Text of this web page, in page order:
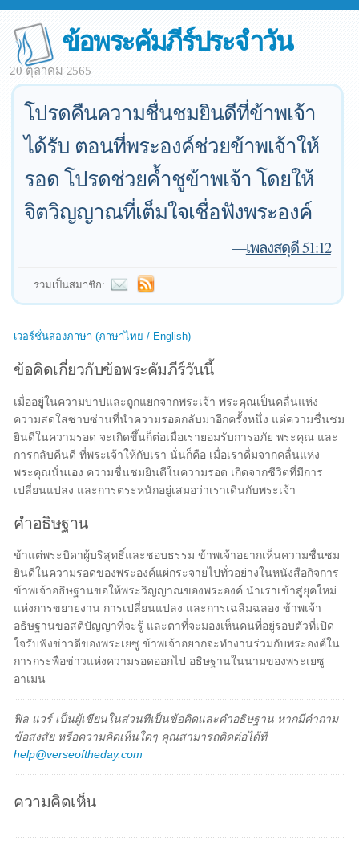
ข้อพระคัมภีร์ประจำวัน
20 ตุลาคม 2565
โปรดคืนความชื่นชมยินดีที่ข้าพเจ้า
ได้รับ ตอนที่พระองค์ช่วยข้าพเจ้าให้
รอด โปรดช่วยค้ำชูข้าพเจ้า โดยให้
จิตวิญญาณที่เต็มใจเชื่อฟังพระองค์
—เพลงสดุดี 51:12
ร่วมเป็นสมาชิก:
เวอร์ชั่นสองภาษา (ภาษาไทย / English)
ข้อคิดเกี่ยวกับข้อพระคัมภีร์วันนี้
เมื่ออยู่ในความบาปและถูกแยกจากพระเจ้า พระคุณเป็นคลื่นแห่ง
ความสดใสซาบซ่านที่นำความรอดกลับมาอีกครั้งหนึ่ง แต่ความชื่นชม
ยินดีในความรอด จะเกิดขึ้นก็ต่อเมื่อเรายอมรับการอภัย พระคุณ และ
การกลับคืนดี ที่พระเจ้าให้กับเรา นั่นก็คือ เมื่อเราดื่มจากคลื่นแห่ง
พระคุณนั่นเอง ความชื่นชมยินดีในความรอด เกิดจากชีวิตที่มีการ
เปลี่ยนแปลง และการตระหนักอยู่เสมอว่าเราเดินกับพระเจ้า
คำอธิษฐาน
ข้าแต่พระบิดาผู้บริสุทธิ์และชอบธรรม ข้าพเจ้าอยากเห็นความชื่นชม
ยินดีในความรอดของพระองค์แผ่กระจายไปทั่วอย่างในหนังสือกิจการ
ข้าพเจ้าอธิษฐานขอให้พระวิญญาณของพระองค์ นำเราเข้าสู่ยุคใหม่
แห่งการขยายงาน การเปลี่ยนแปลง และการเฉลิมฉลอง ข้าพเจ้า
อธิษฐานขอสติปัญญาที่จะรู้ และตาที่จะมองเห็นคนที่อยู่รอบตัวที่เปิด
ใจรับฟังข่าวดีของพระเยซู ข้าพเจ้าอยากจะทำงานร่วมกับพระองค์ใน
การกระพือข่าวแห่งความรอดออกไป อธิษฐานในนามของพระเยซู
อาเมน
ฟิล แวร์ เป็นผู้เขียนในส่วนที่เป็นข้อคิดและคำอธิษฐาน หากมีคำถาม
ข้อสงสัย หรือความคิดเห็นใดๆ คุณสามารถติดต่อได้ที่
help@verseoftheday.com
ความคิดเห็น